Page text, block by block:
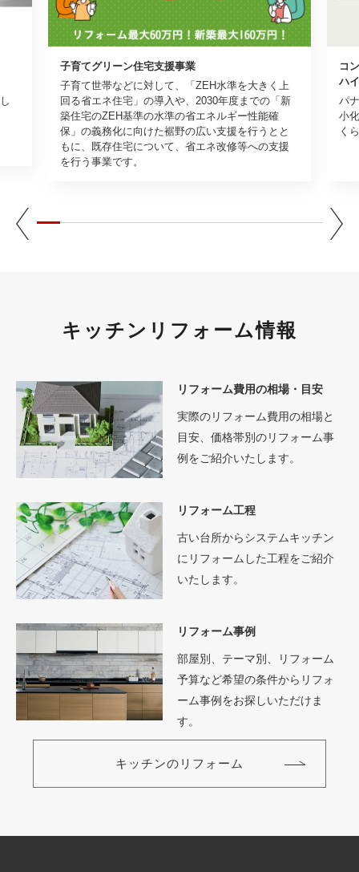
子育てグリーン住宅支援事業
子育て世帯などに対して、「ZEH水準を大きく上
回る省エネ住宅」の導入や、2030年度までの「新
築住宅のZEH基準の水準の省エネルギー性能確
保」の義務化に向けた裾野の広い支援を行うとと
もに、既存住宅について、省エネ改修等への支援
を行う事業です。
コ
ハ
パ
小
く
キッチンリフォーム情報
リフォーム費用の相場・目安
実際のリフォーム費用の相場と
目安、価格帯別のリフォーム事
例をご紹介いたします。
リフォーム工程
古い台所からシステムキッチン
にリフォームした工程をご紹介
いたします。
リフォーム事例
部屋別、テーマ別、リフォーム
予算など希望の条件からリフォ
ーム事例をお探しいただけま
す。
キッチンのリフォーム